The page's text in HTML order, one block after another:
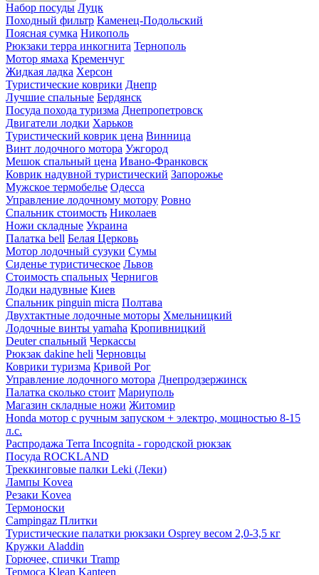
Набор посуды Луцк
Походный фильтр Каменец-Подольский
Поясная сумка Никополь
Рюкзаки терра инкогнита Тернополь
Мотор ямаха Кременчуг
Жидкая ладка Херсон
Туристические коврики Днепр
Лучшие спальные Бердянск
Посуда похода туризма Днепропетровск
Двигатели лодки Харьков
Туристический коврик цена Винница
Винт лодочного мотора Ужгород
Мешок спальный цена Ивано-Франковск
Коврик надувной туристический Запорожье
Мужское термобелье Одесса
Управление лодочному мотору Ровно
Спальник стоимость Николаев
Ножи складные Украина
Палатка bell Белая Церковь
Мотор лодочный сузуки Сумы
Сиденье туристическое Львов
Стоимость спальных Чернигов
Лодки надувные Киев
Спальник pinguin micra Полтава
Двухтактные лодочные моторы Хмельницкий
Лодочные винты yamaha Кропивницкий
Deuter спальный Черкассы
Рюкзак dakine heli Черновцы
Коврики туризма Кривой Рог
Управление лодочного мотора Днепродзержинск
Палатка сколько стоит Мариуполь
Магазин складные ножи Житомир
Honda мотор с ручным запуском + электро, мощностью 8-15
л.с.
Распродажа Terra Incognita - городской рюкзак
Посуда ROCKLAND
Треккинговые палки Leki (Леки)
Лампы Kovea
Резаки Kovea
Термоноски
Campingaz Плитки
Туристические палатки рюкзаки Osprey весом 2,0-3,5 кг
Кружки Aladdin
Горючее, спички Tramp
Термоса Klean Kanteen